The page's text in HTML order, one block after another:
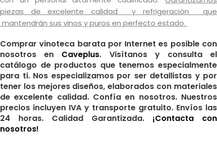
piezas de excelente calidad y refrigeración que
mantendrán sus vinos y puros en perfecto estado.
Comprar vinoteca barata por Internet es posible con
nosotros en Caveplus. Visítanos y consulta el
catálogo de productos que tenemos especialmente
para ti. Nos especializamos por ser detallistas y por
tener los mejores diseños, elaborados con materiales
de excelente calidad. Confía en nosotros. Nuestros
precios incluyen IVA y transporte gratuito. Envíos las
24 horas. Calidad Garantizada. ¡Contacta con
nosotros!